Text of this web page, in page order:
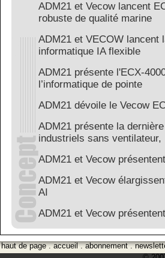
ADM21 et Vecow lancent
robuste de qualité marine
ADM21 et VECOW lancent
informatique IA flexible
ADM21 présente l'ECX-
l’informatique de pointe
ADM21 dévoile le Vecow
ADM21 présente la
industriels sans ventilateur,
ADM21 et Vecow
ADM21 et Vecow
AI
ADM21 et Vecow
haut de page.accueil.abonnement.